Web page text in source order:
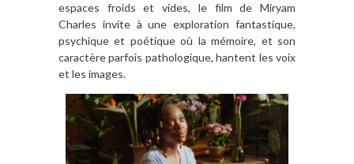
espaces froids et vides, le film de Miryam
Charles invite à une exploration fantastique,
psychique et poétique où la mémoire, et son
caractère parfois pathologique, hantent les voix
et les images.